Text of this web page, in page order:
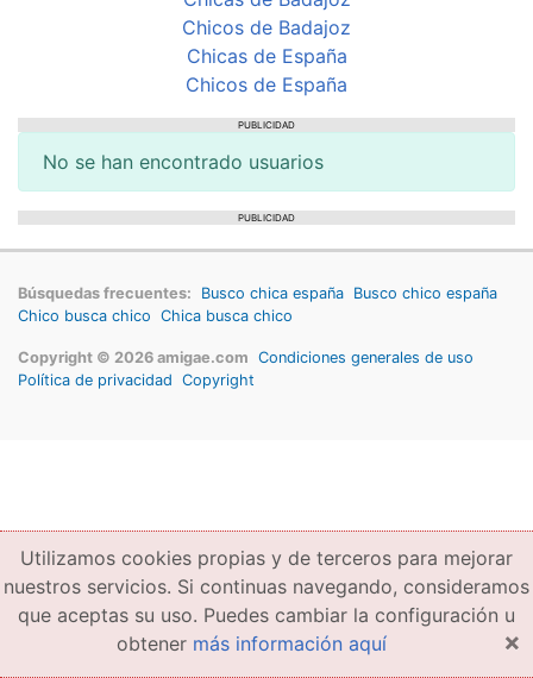
Chicos de Badajoz
Chicas de España
Chicos de España
PUBLICIDAD
No se han encontrado usuarios
PUBLICIDAD
Búsquedas frecuentes: Busco chica españa Busco chico españa
Chico busca chico Chica busca chico
Copyright © 2026 amigae.com Condiciones generales de uso
Política de privacidad Copyright
Utilizamos cookies propias y de terceros para mejorar
nuestros servicios. Si continuas navegando, consideramos
que aceptas su uso. Puedes cambiar la configuración u
obtener más información aquí ×